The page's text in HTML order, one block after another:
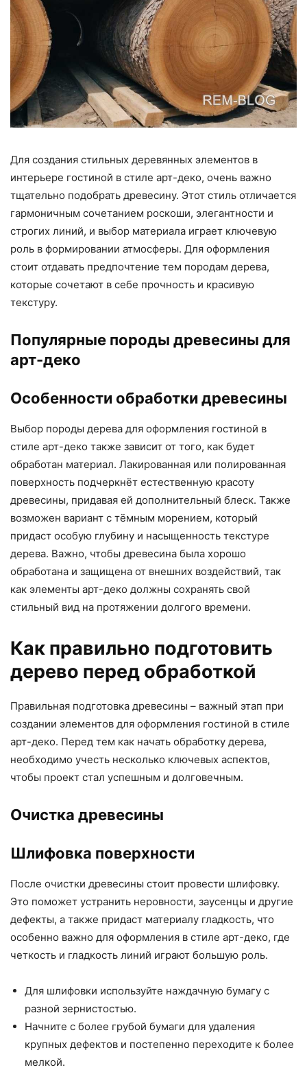
Для создания стильных деревянных элементов в
интерьере гостиной в стиле арт-деко, очень важно
тщательно подобрать древесину. Этот стиль отличается
гармоничным сочетанием роскоши, элегантности и
строгих линий, и выбор материала играет ключевую
роль в формировании атмосферы. Для оформления
стоит отдавать предпочтение тем породам дерева,
которые сочетают в себе прочность и красивую
текстуру.
Популярные породы древесины для
арт-деко
Особенности обработки древесины
Выбор породы дерева для оформления гостиной в
стиле арт-деко также зависит от того, как будет
обработан материал. Лакированная или полированная
поверхность подчеркнёт естественную красоту
древесины, придавая ей дополнительный блеск. Также
возможен вариант с тёмным морением, который
придаст особую глубину и насыщенность текстуре
дерева. Важно, чтобы древесина была хорошо
обработана и защищена от внешних воздействий, так
как элементы арт-деко должны сохранять свой
стильный вид на протяжении долгого времени.
Как правильно подготовить
дерево перед обработкой
Правильная подготовка древесины – важный этап при
создании элементов для оформления гостиной в стиле
арт-деко. Перед тем как начать обработку дерева,
необходимо учесть несколько ключевых аспектов,
чтобы проект стал успешным и долговечным.
Очистка древесины
Шлифовка поверхности
После очистки древесины стоит провести шлифовку.
Это поможет устранить неровности, заусенцы и другие
дефекты, а также придаст материалу гладкость, что
особенно важно для оформления в стиле арт-деко, где
четкость и гладкость линий играют большую роль.
Для шлифовки используйте наждачную бумагу с
разной зернистостью.
Начните с более грубой бумаги для удаления
крупных дефектов и постепенно переходите к более
мелкой.